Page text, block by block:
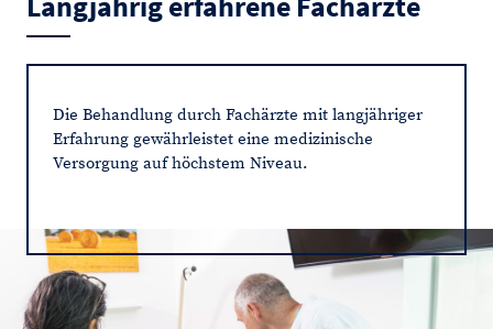
Die Behandlung durch Fachärzte mit langjähriger
Erfahrung gewährleistet eine medizinische
Versorgung auf höchstem Niveau.